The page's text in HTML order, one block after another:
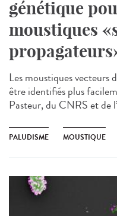
génétique
moustiques
Les moustiques vecteurs
être identifiés plus
Pasteur, du CNRS et de
PALUDISME MOUSTIQUE